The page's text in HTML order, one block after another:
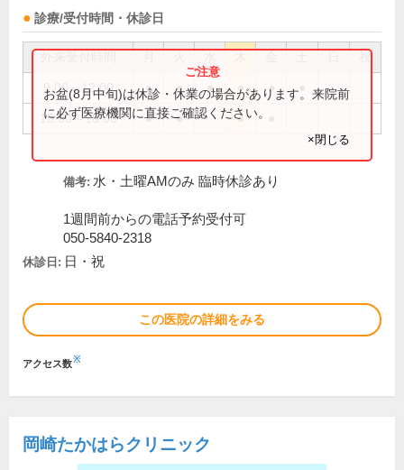
診療/受付時間・休診日
祝
9:00～12:00 ● ● ● ● ●
15:00～18:00 ● ● ●
お盆(8月中旬)は休診・休業の場合があります。来院前
に必ず医療機関に直接ご確認ください。
×閉じる
備考: 水・土曜AMのみ 臨時休診あり
1週間前からの電話予約受付可
050-5840-2318
休診日: 日・祝
この医院の詳細をみる
アクセス数※
岡崎たかはらクリニック